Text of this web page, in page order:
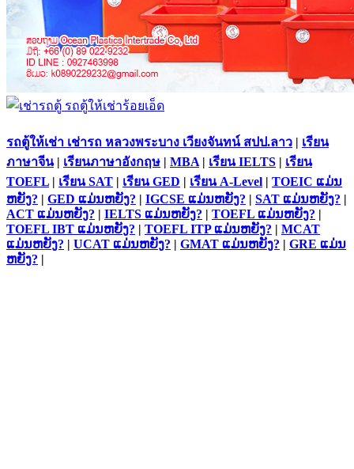
รถตู้ให้เช่า เช่ารถ หลวงพระบาง เวียงจันทน์ สปป.ลาว | เรียน
ภาษาจีน| เรียนภาษาอังกฤษ | MBA | เรียน IELTS | เรียน
TOEFL | เรียน SAT | เรียน GED | เรียน A-Level | TOEIC ແມ່ນ
ຫຍັງ? | GED ແມ່ນຫຍັງ? | IGCSE ແມ່ນຫຍັງ? | SAT ແມ່ນຫຍັງ? |
ACT ແມ່ນຫຍັງ? | IELTS ແມ່ນຫຍັງ? | TOEFL ແມ່ນຫຍັງ? |
TOEFL IBT ແມ່ນຫຍັງ? | TOEFL ITP ແມ່ນຫຍັງ? | MCAT
ແມ່ນຫຍັງ? | UCAT ແມ່ນຫຍັງ? | GMAT ແມ່ນຫຍັງ? | GRE ແມ່ນ
ຫຍັງ? |